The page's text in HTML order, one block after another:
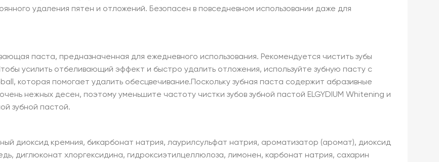
удаления пятен и отложений. Безопасен в повседневном использовании даже для
паста, предназначенная для ежедневного использования. Рекомендуется чистить зубы
усилить отбеливающий эффект и быстро удалить отложения, используйте зубную пасту с
которая помогает удалить обесцвечивание.Поскольку зубная паста содержит абразивные
нежных десен, поэтому уменьшите частоту чистки зубов зубной пастой ELGYDIUM Whitening и
зубной пастой.
диоксид кремния, бикарбонат натрия, лаурилсульфат натрия, ароматизатор (аромат), диоксид
диглюконат хлоргексидина, гидроксиэтилцеллюлоза, лимонен, карбонат натрия, сахарин